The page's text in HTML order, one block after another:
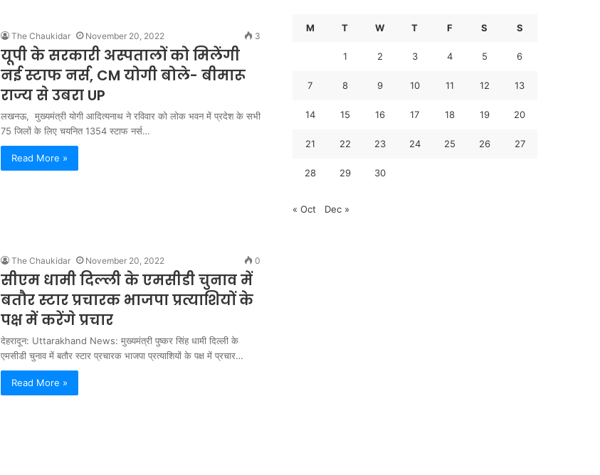
The Chaukidar November 20, 2022 3
यूपी के सरकारी अस्पतालों को मिलेंगी
नई स्टाफ नर्स, CM योगी बोले- बीमारू
राज्य से उबरा UP
लखनऊ, मुख्यमंत्री योगी आदित्यनाथ ने रविवार को लोक भवन में प्रदेश के सभी
75 जिलों के लिए चयनित 1354 स्टाफ नर्स…
Read More »
The Chaukidar November 20, 2022 0
सीएम धामी दिल्ली के एमसीडी चुनाव में
बतौर स्टार प्रचारक भाजपा प्रत्याशियों के
पक्ष में करेंगे प्रचार
देहरादून: Uttarakhand News: मुख्यमंत्री पुष्कर सिंह धामी दिल्ली के
एमसीडी चुनाव में बतौर स्टार प्रचारक भाजपा प्रत्याशियों के पक्ष में प्रचार…
Read More »
M T W T F S S
1 2 3 4 5 6
7 8 9 10 11 12 13
14 15 16 17 18 19 20
21 22 23 24 25 26 27
28 29 30
« Oct Dec »